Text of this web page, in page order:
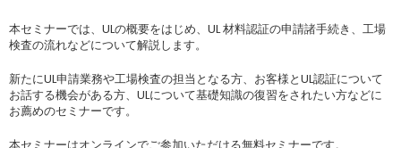
本セミナーでは、ULの概要をはじめ、UL 材料認証の申請諸手続き、工場
検査の流れなどについて解説します。
新たにUL申請業務や工場検査の担当となる方、お客様とUL認証について
お話する機会がある方、ULについて基礎知識の復習をされたい方などに
お薦めのセミナーです。